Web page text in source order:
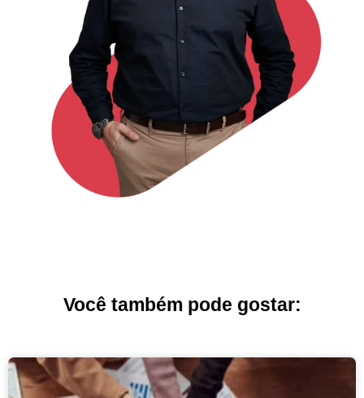
Você também pode gostar: